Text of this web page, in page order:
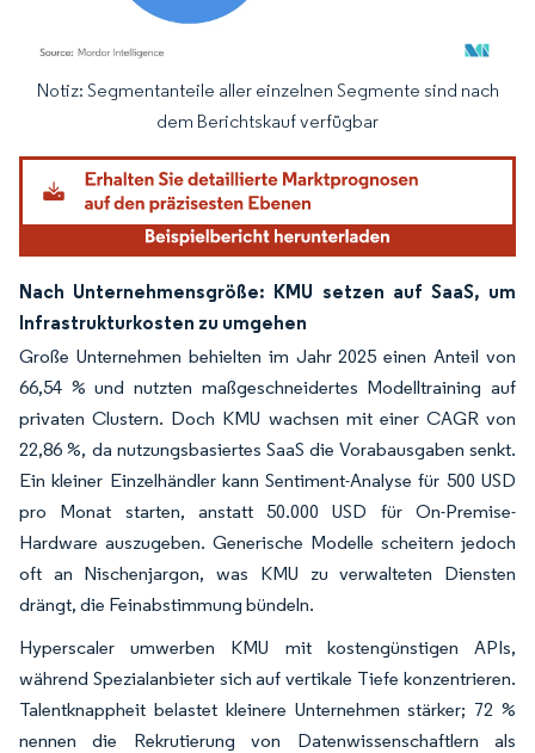
Bild © Mordor Intelligence. Wiederverwendung erfordert Namensnennung
Notiz: Segmentanteile aller einzelnen Segmente sind nach
dem Berichtskauf verfügbar
Nach Unternehmensgröße: KMU setzen auf SaaS, um
Infrastrukturkosten zu umgehen
Große Unternehmen behielten im Jahr 2025 einen Anteil von
66,54 % und nutzten maßgeschneidertes Modelltraining auf
privaten Clustern. Doch KMU wachsen mit einer CAGR von
22,86 %, da nutzungsbasiertes SaaS die Vorabausgaben senkt.
Ein kleiner Einzelhändler kann Sentiment-Analyse für 500 USD
pro Monat starten, anstatt 50.000 USD für On-Premise-
Hardware auszugeben. Generische Modelle scheitern jedoch
oft an Nischenjargon, was KMU zu verwalteten Diensten
drängt, die Feinabstimmung bündeln.
Hyperscaler umwerben KMU mit kostengünstigen APIs,
während Spezialanbieter sich auf vertikale Tiefe konzentrieren.
Talentknappheit belastet kleinere Unternehmen stärker; 72 %
nennen die Rekrutierung von Datenwissenschaftlern als